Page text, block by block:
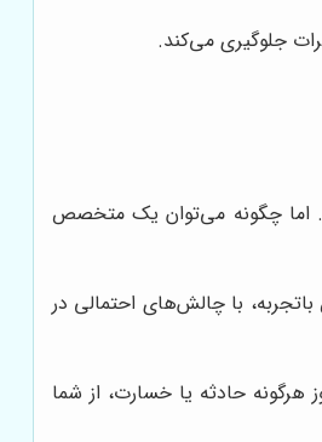
جلوگیری می‌کند.
اما چگونه می‌توان یک متخصص
با چالش‌های احتمالی در
حادثه یا خسارت، از شما